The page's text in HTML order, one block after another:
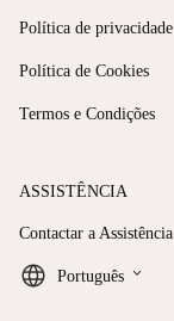
Política de privacidade
Política de Cookies
Termos e Condições
ASSISTÊNCIA
Contactar a Assistência
Português keyboard_arrow_down